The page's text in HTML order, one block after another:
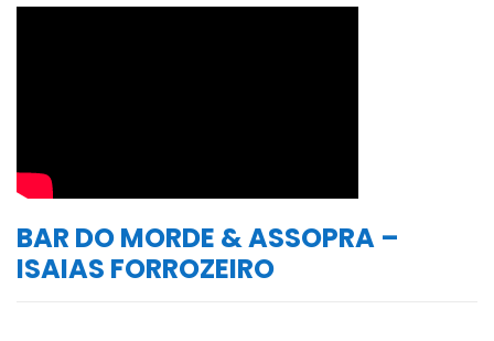
BAR DO MORDE & ASSOPRA –
ISAIAS FORROZEIRO